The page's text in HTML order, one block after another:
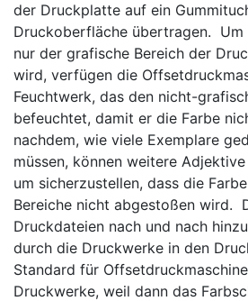
der Druckplatte auf ein
Druckoberfläche übertragen. Um
nur der grafische Bereich der
wird, verfügen die
Feuchtwerk, das den nicht-
befeuchtet, damit er die Farbe
nachdem, wie viele Exemplare
müssen, können weitere
um sicherzustellen, dass die
Bereiche nicht abgestoßen wird.
Druckdateien nach und nach
durch die Druckwerke in den
Standard für
Druckwerke, weil dann das